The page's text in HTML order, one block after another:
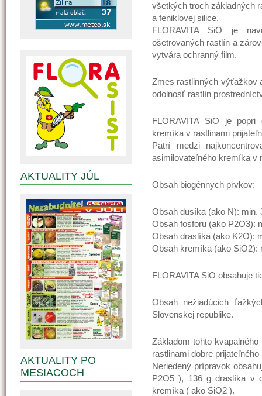
všetkých troch základných
a feniklovej silice.
FLORAVITA SiO je
ošetrovaných rastlín a
vytvára ochranný film.
Zmes rastlinných výťažkov
odolnosť rastlín
FLORAVITA SiO je
kremíka v rastlinami
Patrí medzi
asimilovateľného kremíka v
Obsah biogénnych prvkov:
Obsah dusíka (ako N): min.
Obsah fosforu (ako P2O3):
Obsah draslíka (ako K2O):
Obsah kremíka (ako SiO2):
FLORAVITA SiO obsahuje
Obsah nežiadúcich
Slovenskej republike.
Základom tohto
rastlinami dobre
Neriedený prípravok
P2O5 ), 136 g draslíka v
kremíka ( ako SiO2 ).
AKTUALITY JÚL
AKTUALITY PO
MESIACOCH